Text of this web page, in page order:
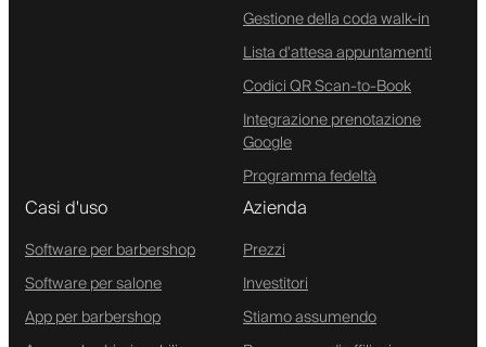
Gestione della coda walk-in
Lista d'attesa appuntamenti
Codici QR Scan-to-Book
Integrazione prenotazione
Google
Programma fedeltà
Casi d'uso
Software per barbershop
Software per salone
App per barbershop
Azienda
Prezzi
Investitori
Stiamo assumendo